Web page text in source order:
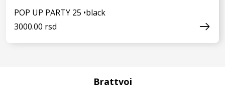
POP UP PARTY 25 •black
3000.00 rsd
Brattvoi